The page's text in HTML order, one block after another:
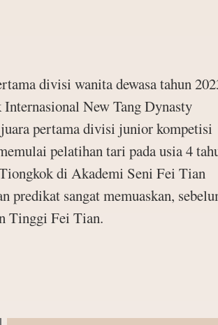
divisi wanita dewasa tahun
New Tang Dynasty
pertama divisi junior kompetisi
pelatihan tari pada usia 4
di Akademi Seni Fei Tian
predikat sangat memuaskan,
Tinggi Fei Tian.